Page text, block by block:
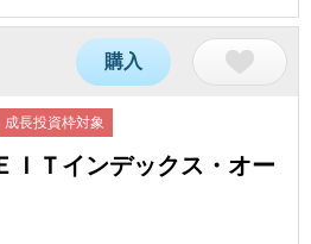
購入
成長投資枠対象
Ｔインデックス・オー